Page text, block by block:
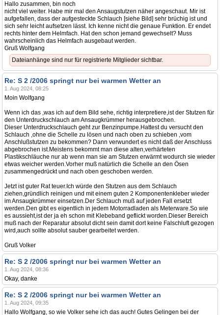
Hallo zusammen, bin noch
nicht viel weiter. Habe mir mal den Ansaugstutzen näher angeschaut. Mir ist
aufgefallen, dass der aufgesteckte Schlauch [siehe Bild] sehr brüchig ist und
sich sehr leicht aufsetzen lässt. Ich kenne nicht die genaue Funktion. Er endet
rechts hinter dem Helmfach. Hat den schon jemand gewechselt? Muss
wahrscheinlich das Helmfach ausgebaut werden.
Gruß Wolfgang
Dateianhänge sind nur für registrierte Mitglieder sichtbar.
Re: S 2 /2006 springt nur bei warmen Wetter an
1. Aug 2024, 08:25
Moin Wolfgang
Wenn ich das ,was ich auf dem Bild sehe, richtig interpretiere,ist der Stutzen für
den Unterdruckschlauch am Ansaugkrümmer herausgebrochen.
Dieser Unterdruckschlauch geht zur Benzinpumpe.Hattest du versucht den
Schlauch ,ohne die Schelle zu lösen und nach oben zu schieben ,vom
Anschlußstutzen zu bekommen? Dann verwundert es nicht daß der Anschluss
abgebrochen ist.Meistens bekommt man diese alten,verhärteten
Plastikschläuche nur ab wenn man sie am Stutzen erwärmt wodurch sie wieder
etwas weicher werden.Vorher muß natürlich die Schelle an den Ösen
zusammengedrückt und nach oben geschoben werden.
Jetzt ist guter Rat teuer.Ich würde den Stutzen aus dem Schlauch
ziehen,gründlich reinigen und mit einem guten 2 Komponentenkleber wieder
im Ansaugkrümmer einsetzen.Der Schlauch muß auf jeden Fall ersetzt
werden.Den gibt es eigentlich in jedem Motorradladen als Meterware.So wie
es aussieht,ist der ja eh schon mit Klebeband geflickt worden.Dieser Bereich
muß nach der Reparatur absolut dicht sein damit dort keine Falschluft gezogen
wird,auch sollte absolut sauber gearbeitet werden.
Gruß Volker
Re: S 2 /2006 springt nur bei warmen Wetter an
1. Aug 2024, 08:36
Okay, danke
Re: S 2 /2006 springt nur bei warmen Wetter an
1. Aug 2024, 09:35
Hallo Wolfgang, so wie Volker sehe ich das auch! Gutes Gelingen bei der